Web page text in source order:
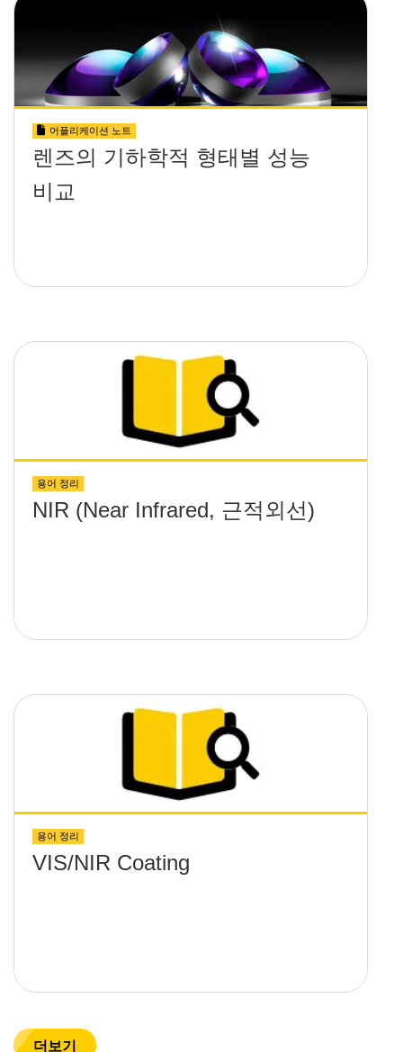
어플리케이션 노트
렌즈의 기하학적 형태별 성능
비교
용어 정리
NIR (Near Infrared, 근적외선)
용어 정리
VIS/NIR Coating
더보기